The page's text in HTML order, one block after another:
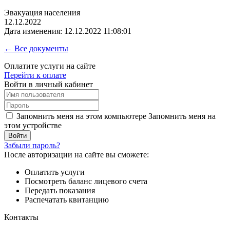
Эвакуация населения
12.12.2022
Дата изменения: 12.12.2022 11:08:01
← Все документы
Оплатите услуги на сайте
Перейти к оплате
Войти в личный кабинет
Запомнить меня на этом компьютере Запомнить меня на
этом устройстве
Забыли пароль?
После авторизации на сайте вы сможете:
Оплатить услуги
Посмотреть баланс лицевого счета
Передать показания
Распечатать квитанцию
Контакты